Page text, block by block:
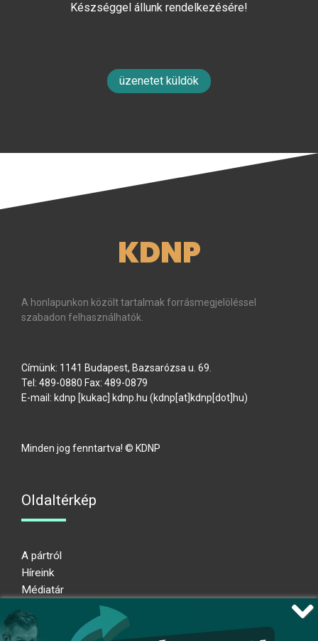
Készséggel állunk rendelkezésére!
üzenetet küldök
KDNP
A honlapunkon közölt tartalmak forrásmegjelöléssel
szabadon felhasználhatók.
Címünk: 1141 Budapest, Bazsarózsa u. 69.
Tel: 489-0880 Fax: 489-0879
E-mail: kdnp [kukac] kdnp.hu (kdnp[at]kdnp[dot]hu)
Minden jog fenntartva! © KDNP
Oldaltérkép
A pártról
Híreink
Médiatár
Adatkezelési nyilatkozat